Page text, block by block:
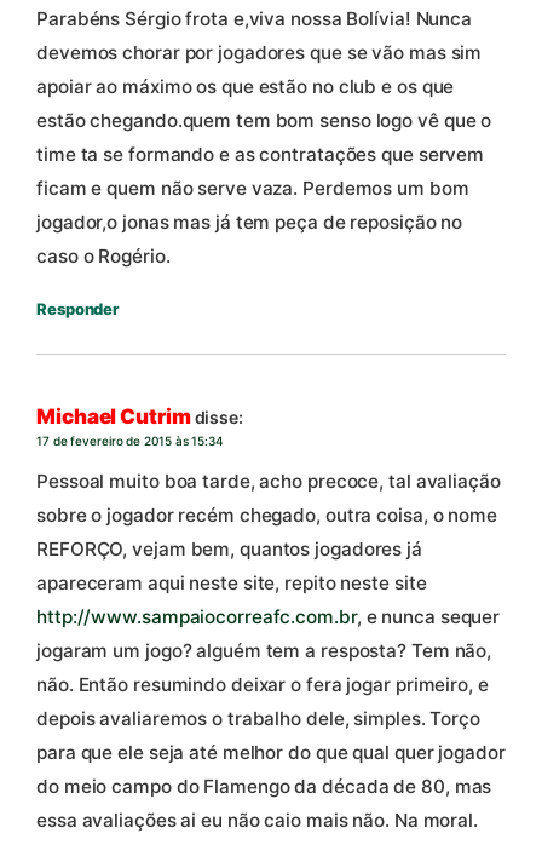
Parabéns Sérgio frota e,viva nossa Bolívia! Nunca
devemos chorar por jogadores que se vão mas sim
apoiar ao máximo os que estão no club e os que
estão chegando.quem tem bom senso logo vê que o
time ta se formando e as contratações que servem
ficam e quem não serve vaza. Perdemos um bom
jogador,o jonas mas já tem peça de reposição no
caso o Rogério.
Responder
Michael Cutrimdisse:
17 de fevereiro de 2015 às 15:34
Pessoal muito boa tarde, acho precoce, tal avaliação
sobre o jogador recém chegado, outra coisa, o nome
REFORÇO, vejam bem, quantos jogadores já
apareceram aqui neste site, repito neste site
http://www.sampaiocorreafc.com.br, e nunca sequer
jogaram um jogo? alguém tem a resposta? Tem não,
não. Então resumindo deixar o fera jogar primeiro, e
depois avaliaremos o trabalho dele, simples. Torço
para que ele seja até melhor do que qual quer jogador
do meio campo do Flamengo da década de 80, mas
essa avaliações ai eu não caio mais não. Na moral.